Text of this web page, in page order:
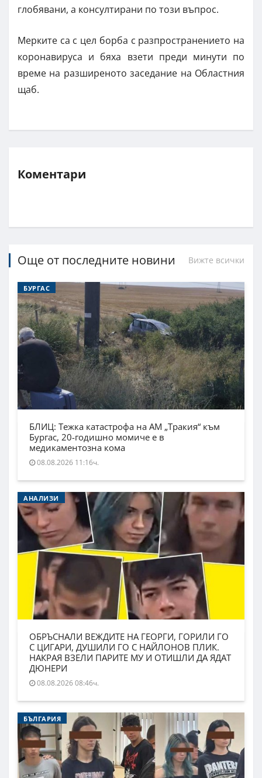
глобявани, а консултирани по този въпрос.
Мерките са с цел борба с разпространението на
коронавируса и бяха взети преди минути по
време на разширеното заседание на Областния
щаб.
Коментари
Още от последните новини Вижте всички
БУРГАС
БЛИЦ: Тежка катастрофа на АМ „Тракия“ към
Бургас, 20-годишно момиче е в
медикаментозна кома
08.08.2026 11:16ч.
АНАЛИЗИ
ОБРЪСНАЛИ ВЕЖДИТЕ НА ГЕОРГИ, ГОРИЛИ ГО
С ЦИГАРИ, ДУШИЛИ ГО С НАЙЛОНОВ ПЛИК.
НАКРАЯ ВЗЕЛИ ПАРИТЕ МУ И ОТИШЛИ ДА ЯДАТ
ДЮНЕРИ
08.08.2026 08:46ч.
БЪЛГАРИЯ